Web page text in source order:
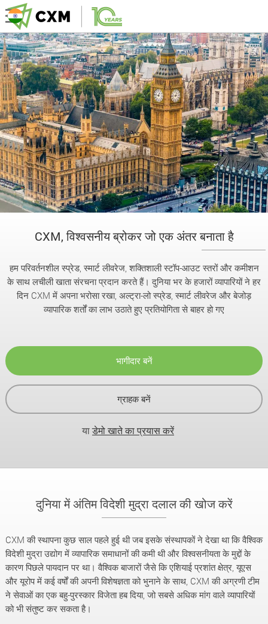
CXM, विश्वसनीय ब्रोकर जो एक अंतर बनाता है
हम परिवर्तनशील स्प्रेड, स्मार्ट लीवरेज, शक्तिशाली स्टॉप-आउट स्तरों और कमीशन
के साथ लचीली खाता संरचना प्रदान करते हैं। दुनिया भर के हजारों व्यापारियों ने हर
दिन CXM में अपना भरोसा रखा, अल्ट्रा-लो स्प्रेड, स्मार्ट लीवरेज और बेजोड़
व्यापारिक शर्तों का लाभ उठाते हुए प्रतियोगिता से बाहर हो गए
भागीदार बनें
ग्राहक बनें
याडेमो खाते का प्रयास करें
दुनिया में अंतिम विदेशी मुद्रा दलाल की खोज करें
CXM की स्थापना कुछ साल पहले हुई थी जब इसके संस्थापकों ने देखा था कि वैश्विक
विदेशी मुद्रा उद्योग में व्यापारिक समाधानों की कमी थी और विश्वसनीयता के मुद्दों के
कारण पिछले पायदान पर था। वैश्विक बाजारों जैसे कि एशियाई प्रशांत क्षेत्र, यूएस
और यूरोप में कई वर्षों की अपनी विशेषज्ञता को भुनाने के साथ, CXM की अग्रणी टीम
ने सेवाओं का एक बहु-पुरस्कार विजेता हब दिया, जो सबसे अधिक मांग वाले व्यापारियों
को भी संतुष्ट कर सकता है।